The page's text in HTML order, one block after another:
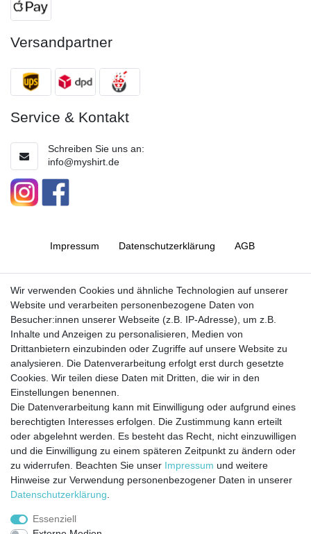
Versandpartner
Service & Kontakt
Schreiben Sie uns an:
info@myshirt.de
Impressum Daten­schutz­erklärung AGB
Barrierefreiheitserklärung Widerrufs­recht
Vertrag widerrufen Kontakt
Jetzt anmelden und auf dem Laufenden
bleiben!
Sie wollen keine Neuigkeiten verpassen?
Dann melden Sie sich noch heute zu unserem Newsletter an:
VORNAME
Wir verwenden Cookies und ähnliche Technologien auf unserer
Website und verarbeiten personenbezogene Daten von
Besucher:innen unserer Webseite (z.B. IP-Adresse), um z.B.
Inhalte und Anzeigen zu personalisieren, Medien von
Drittanbietern einzubinden oder Zugriffe auf unsere Website zu
analysieren. Die Datenverarbeitung erfolgt erst durch gesetzte
Cookies. Wir teilen diese Daten mit Dritten, die wir in den
Einstellungen benennen.
Die Datenverarbeitung kann mit Einwilligung oder aufgrund eines
berechtigten Interesses erfolgen. Die Zustimmung kann erteilt
oder abgelehnt werden. Es besteht das Recht, nicht einzuwilligen
und die Einwilligung zu einem späteren Zeitpunkt zu ändern oder
zu widerrufen. Beachten Sie unser Impressum und weitere
Hinweise zur Verwendung personenbezogener Daten in unserer
Daten­schutz­erklärung
Essenziell